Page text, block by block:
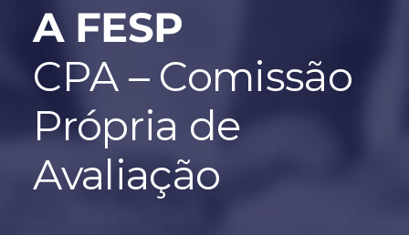
A FESP
CPA – Comissão
Própria de
Avaliação